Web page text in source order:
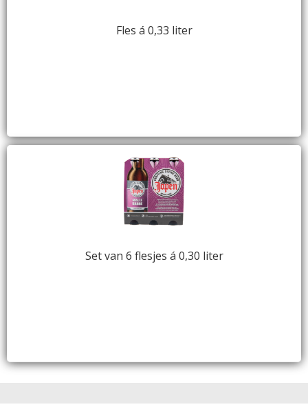
Fles á 0,33 liter
Set van 6 flesjes á 0,30 liter